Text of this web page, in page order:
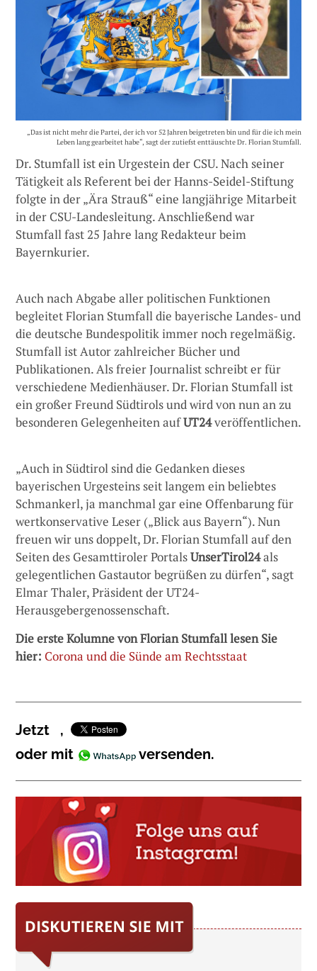
„Das ist nicht mehr die Partei, der ich vor 52 Jahren beigetreten bin und für die ich mein
Leben lang gearbeitet habe“, sagt der zutiefst enttäuschte Dr. Florian Stumfall.
Dr. Stumfall ist ein Urgestein der CSU. Nach seiner
Tätigkeit als Referent bei der Hanns-Seidel-Stiftung
folgte in der „Ära Strauß“ eine langjährige Mitarbeit
in der CSU-Landesleitung. Anschließend war
Stumfall fast 25 Jahre lang Redakteur beim
Bayernkurier.
Auch nach Abgabe aller politischen Funktionen
begleitet Florian Stumfall die bayerische Landes- und
die deutsche Bundespolitik immer noch regelmäßig.
Stumfall ist Autor zahlreicher Bücher und
Publikationen. Als freier Journalist schreibt er für
verschiedene Medienhäuser. Dr. Florian Stumfall ist
ein großer Freund Südtirols und wird von nun an zu
besonderen Gelegenheiten aufUT24veröffentlichen.
„Auch in Südtirol sind die Gedanken dieses
bayerischen Urgesteins seit langem ein beliebtes
Schmankerl, ja manchmal gar eine Offenbarung für
wertkonservative Leser („Blick aus Bayern“). Nun
freuen wir uns doppelt, Dr. Florian Stumfall auf den
Seiten des Gesamttiroler PortalsUnserTirol24als
gelegentlichen Gastautor begrüßen zu dürfen“, sagt
Elmar Thaler, Präsident der UT24-
Herausgebergenossenschaft.
Die erste Kolumne von Florian Stumfall lesen Sie
hier: Corona und die Sünde am Rechtsstaat
Jetzt
,
oder mit
versenden.